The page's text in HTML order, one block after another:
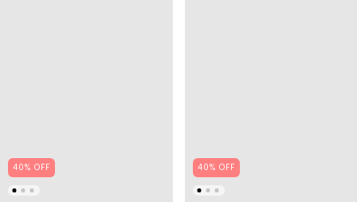
40% OFF 40% OFF